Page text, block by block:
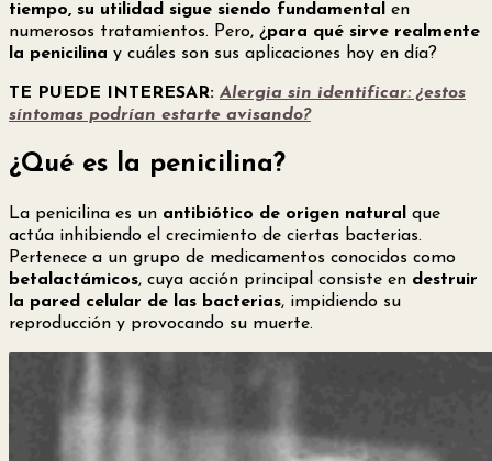
tiempo, su utilidad sigue siendo fundamental
en
numerosos tratamientos. Pero, ¿para qué sirve realmente
la penicilina y cuáles son sus aplicaciones hoy en día?
TE PUEDE INTERESAR: Alergia sin identificar: ¿estos
síntomas podrían estarte avisando?
¿Qué es la penicilina?
La penicilina es un antibiótico de origen natural
que
actúa inhibiendo el crecimiento de ciertas bacterias.
Pertenece a un grupo de medicamentos conocidos como
betalactámicos, cuya acción principal consiste en destruir
la pared celular de las bacterias, impidiendo su
reproducción y provocando su muerte.